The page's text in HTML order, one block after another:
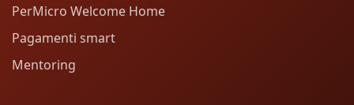
PerMicro Welcome Home
Pagamenti smart
Mentoring